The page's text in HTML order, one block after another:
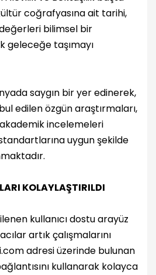
coğrafyasına ait tarihi,
bilimsel bir
geleceğe taşımayı
saygın bir yer edinerek,
edilen özgün araştırmaları,
incelemeleri
uygun şekilde
KOLAYLAŞTIRILDI
kullanıcı dostu arayüz
artık çalışmalarını
adresi üzerinde bulunan
kullanarak kolayca